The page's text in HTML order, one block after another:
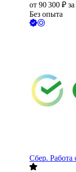
от 90 300 ₽
Без опыта
Сбер. Работа